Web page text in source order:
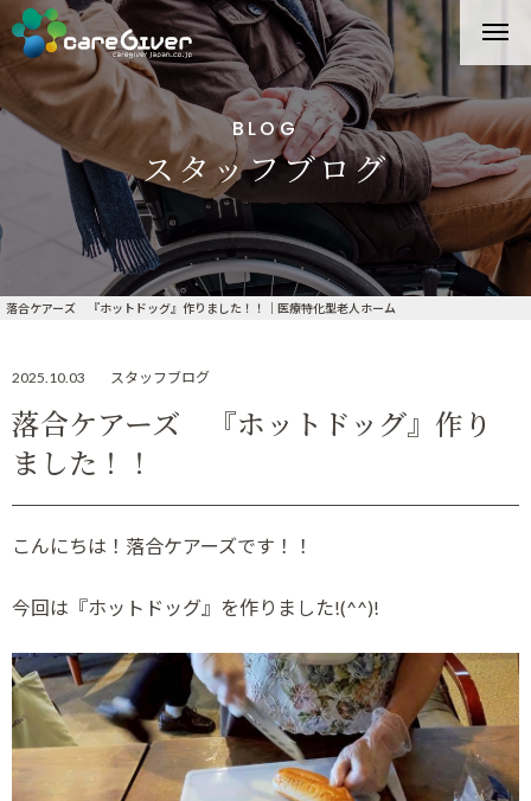
落合ケアーズ 『ホットドッグ』作りました！！｜医療特化型老人ホーム
BLOG
スタッフブログ
2025.10.03 スタッフブログ
落合ケアーズ 『ホットドッグ』作り
ました！！
こんにちは！落合ケアーズです！！
今回は『ホットドッグ』を作りました!(^^)!